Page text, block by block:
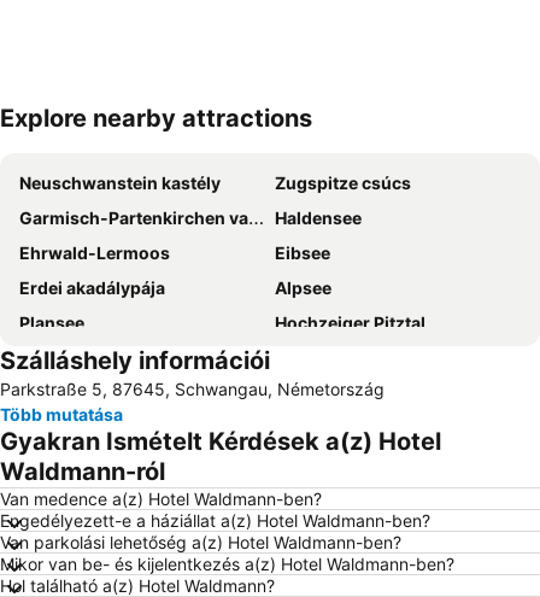
Nagy méretű térkép
Explore nearby attractions
Neuschwanstein kastély
Zugspitze csúcs
Garmisch-Partenkirchen vasútállomás
Haldensee
Ehrwald-Lermoos
Eibsee
Erdei akadálypája
Alpsee
Plansee
Hochzeiger Pitztal
Hohenschwangau
Rathausplatz
Bad Wörishofen Vasútállomás
Franziskanerkloster Füssen
Oberjoch
Skigebiet Kühtai
Szálláshely információi
Parkstraße 5, 87645, Schwangau, Németország
Több mutatása
Gyakran Ismételt Kérdések a(z) Hotel
Waldmann-ról
Van medence a(z) Hotel Waldmann-ben?
Engedélyezett-e a háziállat a(z) Hotel Waldmann-ben?
Van parkolási lehetőség a(z) Hotel Waldmann-ben?
Mikor van be- és kijelentkezés a(z) Hotel Waldmann-ben?
Hol található a(z) Hotel Waldmann?